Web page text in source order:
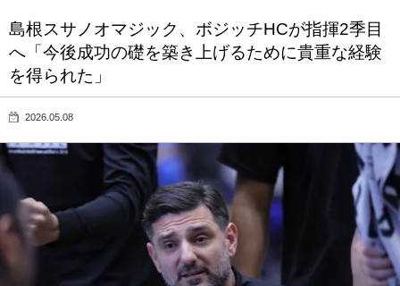
島根スサノオマジック、ボジッチHCが指揮2季目
へ「今後成功の礎を築き上げるために貴重な経験
を得られた」
2026.05.08